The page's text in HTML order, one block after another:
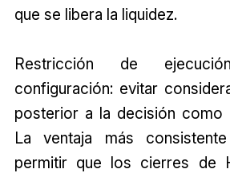
que se libera la liquidez.
Restricción de
configuración: evitar
posterior a la decisión como
La ventaja más
permitir que los cierres de